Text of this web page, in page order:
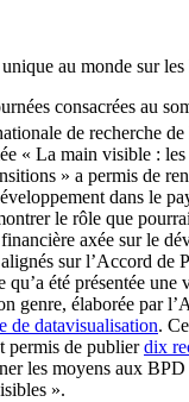
au monde sur
consacrées au
de recherche
« La main visible : les
» a permis de
dans le
le rôle que
axée sur le
sur l’Accord de
qu’a été présentée une
genre, élaborée par
de datavisualisation.
permis de publierdix
les moyens aux
».